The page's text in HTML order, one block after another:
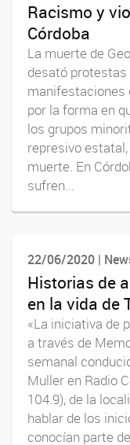
Racismo y
Córdoba
La muerte de
desató protestas
manifestaciones
por la forma en
los grupos
represivo
muerte. En
sufren...
22/06/2020 |
Historias de
en la vida de
«La iniciativa de
a través de
semanal
Muller en Radio
104.9), de la
hablar de los
conocían parte